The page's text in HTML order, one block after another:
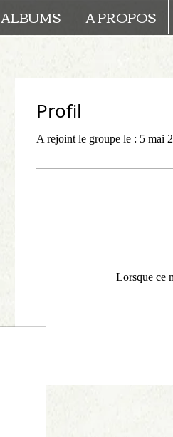
ALBUMS A PROPOS
Profil
A rejoint le groupe le : 5 mai
Lorsque ce